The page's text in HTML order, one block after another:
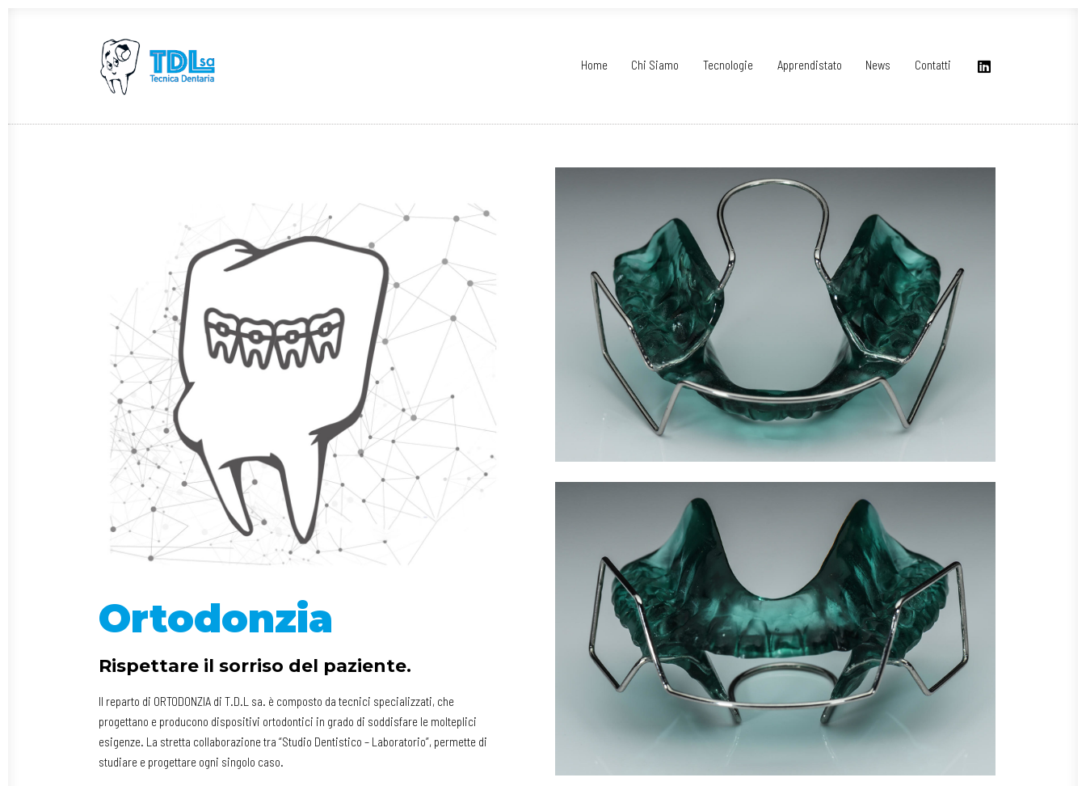
Home Chi Siamo Tecnologie Apprendistato News Contatti
Ortodonzia
Rispettare il sorriso del paziente.
Il reparto di ORTODONZIA di T.D.L sa. è composto da tecnici specializzati, che
progettano e producono dispositivi ortodontici in grado di soddisfare le molteplici
esigenze. La stretta collaborazione tra “Studio Dentistico – Laboratorio”, permette di
studiare e progettare ogni singolo caso.